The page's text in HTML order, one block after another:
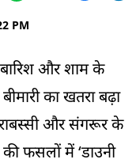
PM
और शाम के
का खतरा बढ़ा
और संगरूर के
फसलों में ‘डाउनी